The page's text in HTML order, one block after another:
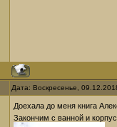
Дата: Воскресенье,
Доехала до меня книга
Закончим с ванной и